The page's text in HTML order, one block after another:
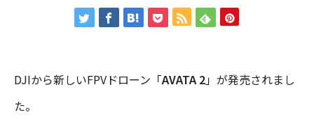
DJIから新しいFPVドローン「AVATA 2」が発売されまし
た。